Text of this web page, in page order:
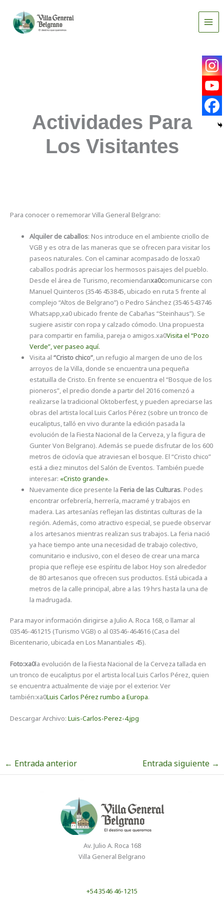
contenido
Actividades Para
Los Visitantes
Para conocer o rememorar Villa General Belgrano:
Alquiler de caballos: Nos introduce en el ambiente criollo de
VGB y es otra de las maneras que se ofrecen para visitar los
paseos naturales. Con el caminar acompasado de losxa0
caballos podrás apreciar los hermosos paisajes del pueblo.
Desde el área de Turismo, recomiendanxa0comunicarse con
Manuel Quinteros (3546 453845, ubicado en ruta 5 frente al
complejo “Altos de Belgrano”) o Pedro Sánchez (3546 543746
Whatsapp,xa0 ubicado frente de Cabañas “Steinhaus”). Se
sugiere asistir con ropa y calzado cómodo. Una propuesta
para compartir en familia, pareja o amigos.xa0Visita el “Pozo
Verde”, ver paseo aquí.
Visita al“Cristo chico”, un refugio al margen de uno de los
arroyos de la Villa, donde se encuentra una pequeña
estatuilla de Cristo. En frente se encuentra el “Bosque de los
pioneros”, el predio donde a partir del 2016 comenzó a
realizarse la tradicional Oktoberfest, y pueden apreciarse las
obras del artista local Luis Carlos Pérez (sobre un tronco de
eucaliptus, talló en vivo durante la edición pasada la
evolución de la Fiesta Nacional de la Cerveza, y la figura de
Gunter Von Belgrano). Además se puede disfrutar de los 600
metros de ciclovía que atraviesan el bosque. El “Cristo chico”
está a diez minutos del Salón de Eventos. También puede
interesar: «Cristo grande».
Nuevamente dice presente laFeria de las Culturas. Podes
encontrar orfebrería, herrería, macramé y trabajos en
madera. Las artesanías reflejan las distintas culturas de la
región. Además, como atractivo especial, se puede observar
a los artesanos mientras realizan sus trabajos. La feria nació
ya hace tiempo ante una necesidad de trabajo colectivo,
comunitario e inclusivo, con el deseo de crear una marca
propia que refleje ese espíritu de labor. Hoy son alrededor
de 80 artesanos que ofrecen sus productos. Está ubicada a
metros de la calle principal, abre a las 19 hrs hasta la una de
la madrugada.
Para mayor información dirigirse a Julio A. Roca 168, o llamar al
03546-461215 (Turismo VGB) o al 03546-464616 (Casa del
Bicentenario, ubicada en Los Manantiales 45).
Foto:xa0la evolución de la Fiesta Nacional de la Cerveza tallada en
un tronco de eucaliptus por el artista local Luis Carlos Pérez, quien
se encuentra actualmente de viaje por el exterior. Ver
también:xa0Luis Carlos Pérez rumbo a Europa.
Descargar Archivo:Luis-Carlos-Perez-4.jpg
← Entrada anterior Entrada siguiente →
Av. Julio A. Roca 168
Villa General Belgrano
+54 3546 46-1215